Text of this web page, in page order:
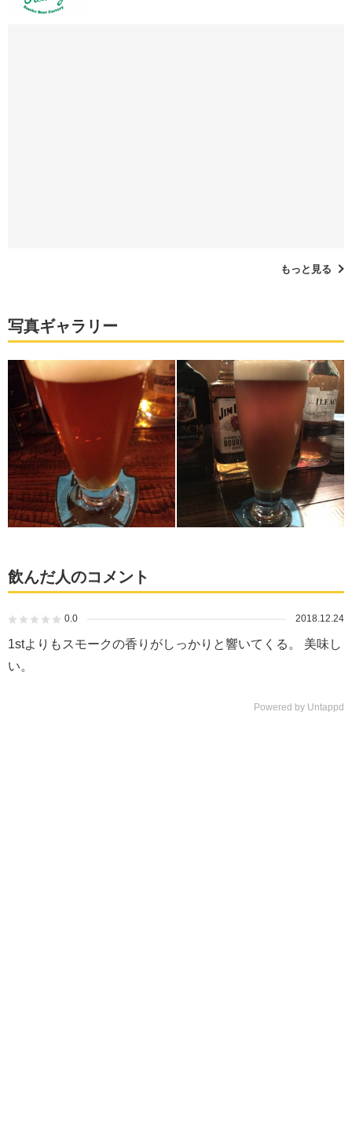
もっと見る
写真ギャラリー
飲んだ人のコメント
0.0 2018.12.24
1stよりもスモークの香りがしっかりと響いてくる。 美味し
い。
Powered by Untappd